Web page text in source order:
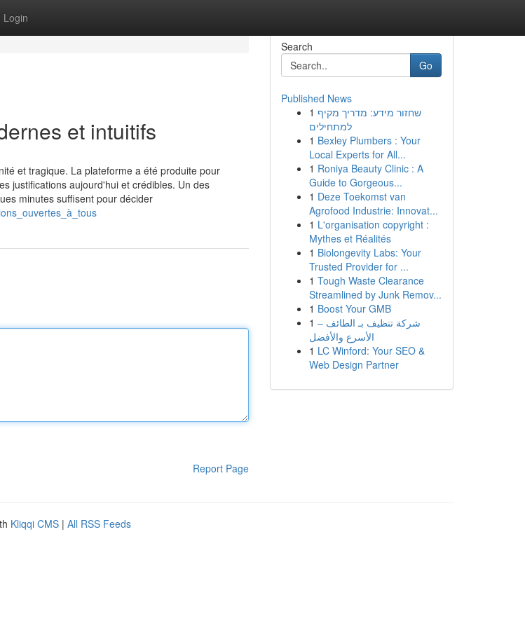
Login
et intuitifs
et tragique. La plateforme a été produite pour
justifications aujourd'hui et crédibles. Un des
minutes suffisent pour décider
Report Page
Search
Go
Published News
1 שחזור מידע: מדריך מקיף
למתחילים
1 Bexley Plumbers : Your
Local Experts for All...
1 Roniya Beauty Clinic : A
Guide to Gorgeous...
1 Deze Toekomst van
Agrofood Industrie: Innovat...
1 L'organisation copyright :
Mythes et Réalités
1 Biolongevity Labs: Your
Trusted Provider for ...
1 Tough Waste Clearance
Streamlined by Junk Remov...
1 Boost Your GMB
1 شركة تنظيف بـ الطائف –
الأسرع والأفضل
1 LC Winford: Your SEO &
Web Design Partner
Kliqqi CMS | All RSS Feeds